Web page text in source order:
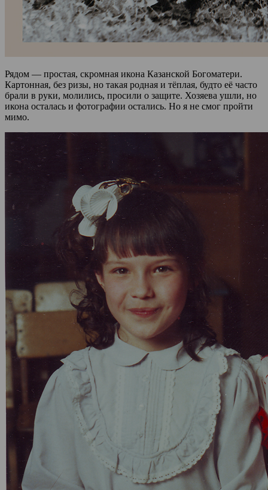
Рядом — простая, скромная икона Казанской Богоматери.
Картонная, без ризы, но такая родная и тёплая, будто её часто
брали в руки, молились, просили о защите. Хозяева ушли, но
икона осталась и фотографии остались. Но я не смог пройти
мимо.